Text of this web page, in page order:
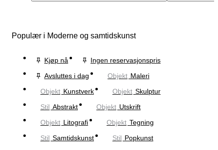
Populær i Moderne og samtidskunst
Kjøp nå
Ingen reservasjonspris
Avsluttes i dag
Objekt Maleri
Objekt Kunstverk Objekt Skulptur
Stil Abstrakt Objekt Utskrift
Objekt Litografi Objekt Tegning
Stil Samtidskunst Stil Popkunst